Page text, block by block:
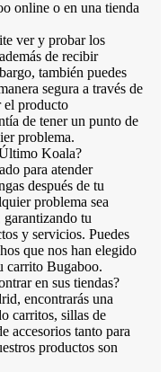
online o en una tienda
ver y probar los
de recibir
también puedes
segura a través de
el producto
de tener un punto de
problema.
Koala?
para atender
después de tu
problema sea
tu
y servicios. Puedes
que nos han elegido
carrito Bugaboo.
en sus tiendas?
encontrarás una
carritos, sillas de
accesorios tanto para
productos son